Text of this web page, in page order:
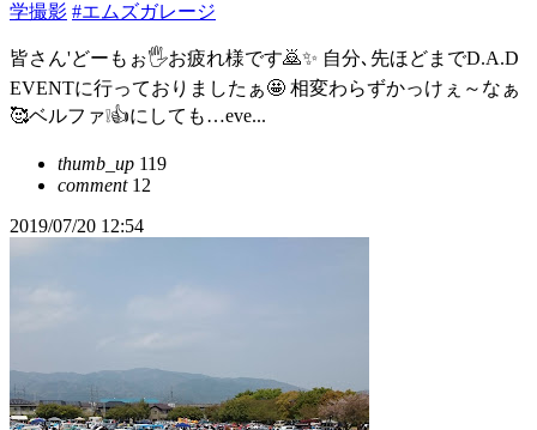
学撮影 #エムズガレージ
皆さん'どーもぉ🖐️お疲れ様です🙇✨ 自分､先ほどまでD.A.D
EVENTに行っておりましたぁ🤩 相変わらずかっけぇ～なぁ
🥰ベルファ❕👍にしても…eve...
thumb_up 119
comment12
2019/07/20 12:54